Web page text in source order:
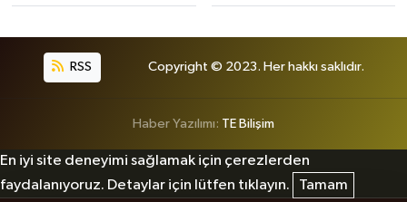
RSS Copyright © 2023. Her hakkı saklıdır.
Haber Yazılımı: TE Bilişim
En iyi site deneyimi sağlamak için çerezlerden
faydalanıyoruz. Detaylar için lütfen tıklayın.
Tamam